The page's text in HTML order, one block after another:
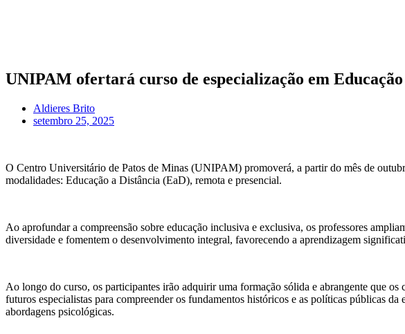
UNIPAM ofertará curso de especialização em
Aldieres Brito
setembro 25, 2025
O Centro Universitário de Patos de Minas (UNIPAM) promoverá, a partir do mês de
modalidades: Educação a Distância (EaD), remota e presencial.
Ao aprofundar a compreensão sobre educação inclusiva e exclusiva, os professores
diversidade e fomentem o desenvolvimento integral, favorecendo a aprendizagem
Ao longo do curso, os participantes irão adquirir uma formação sólida e abrangente que
futuros especialistas para compreender os fundamentos históricos e as políticas públicas
abordagens psicológicas.